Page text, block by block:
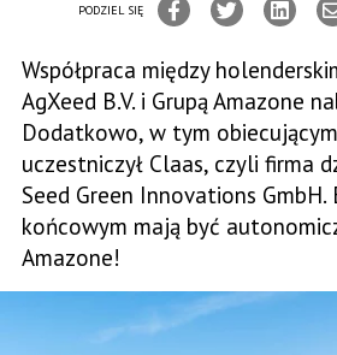
PODZIEL SIĘ
Współpraca między
AgXeed B.V. i Grupą Amazone
Dodatkowo, w tym
uczestniczył Claas, czyli firma
Seed Green Innovations
końcowym mają być
Amazone!